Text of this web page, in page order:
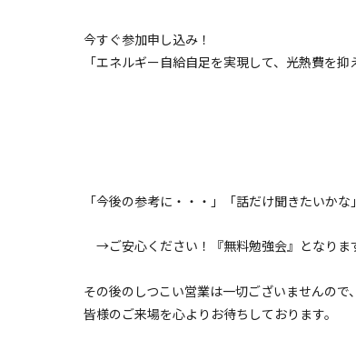
今すぐ参加申し込み！
「エネルギー自給自足を実現して、光熱費を
「今後の参考に・・・」「話だけ聞きたいか
→ご安心ください！『無料勉強会』となりま
その後のしつこい営業は一切ございませんので
皆様のご来場を心よりお待ちしております。